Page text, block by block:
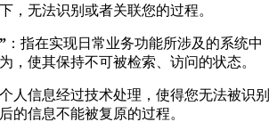
，无法识别或者关联您的过程。
：指在实现日常业务功能所涉及的系统中
，使其保持不可被检索、访问的状态。
个人信息经过技术处理，使得您无法被识别
的信息不能被复原的过程。